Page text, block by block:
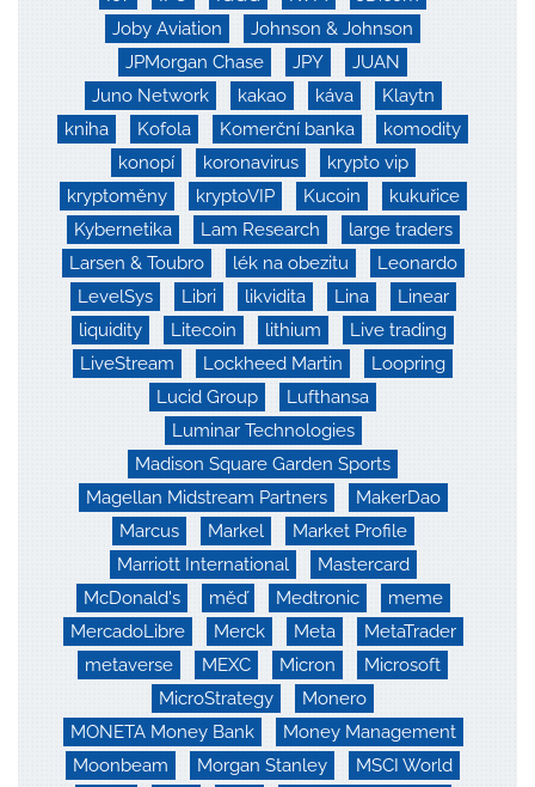
Joby Aviation
Johnson & Johnson
JPMorgan Chase
JPY
JUAN
Juno Network
kakao káva
Klaytn
kniha
Kofola Komerční banka
komodity
konopí
koronavirus
krypto vip
kryptoměny
kryptoVIP Kucoin
kukuřice
Kybernetika
Lam Research
large traders
Larsen & Toubro
lék na obezitu
Leonardo
LevelSys
Libri likvidita Lina
Linear
liquidity
Litecoin lithium
Live trading
LiveStream
Lockheed Martin
Loopring
Lucid Group
Lufthansa
Luminar Technologies
Madison Square Garden Sports
Magellan Midstream Partners
MakerDao
Marcus
Markel
Market Profile
Marriott International
Mastercard
McDonald's
měď Medtronic
meme
MercadoLibre
Merck Meta
MetaTrader
metaverse
MEXC Micron
Microsoft
MicroStrategy
Monero
MONETA Money Bank
Money Management
Moonbeam
Morgan Stanley
MSCI World